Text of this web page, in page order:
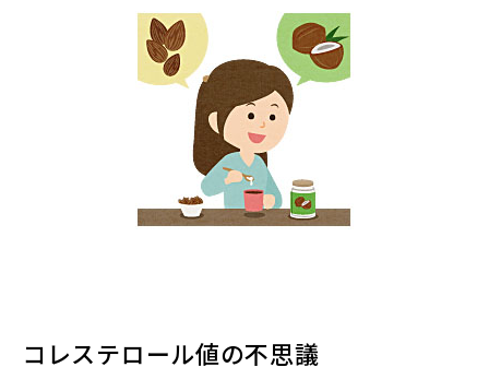
コレステロール値の不思議